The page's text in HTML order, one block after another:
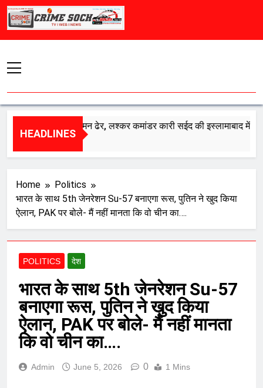
Skip
HEADLINES
का एक और दुश्मन ढेर, लश्कर कमांडर कारी सईद की इस्लामाबाद में मौत
Home
Politics
भारत के साथ 5th जेनरेशन Su-57 बनाएगा रूस, पुतिन ने खुद किया
ऐलान, PAK पर बोले- मैं नहीं मानता कि वो चीन का….
POLITICS देश
भारत के साथ 5th जेनरेशन Su-57
बनाएगा रूस, पुतिन ने खुद किया
ऐलान, PAK पर बोले- मैं नहीं मानता
कि वो चीन का….
Admin June 5, 2026 0 1 Mins